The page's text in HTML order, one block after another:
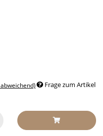
Frage zum Artikel